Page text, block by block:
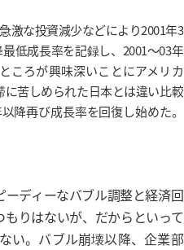
激な投資減少などにより2001年3
低成長率を記録し、2001～03年
ころが興味深いことにアメリカ
苦しめられた日本とは違い比較
降再び成長率を回復し始めた。
ーディーなバブル調整と経済回
りはないが、だからといって
い。バブル崩壊以降、企業部